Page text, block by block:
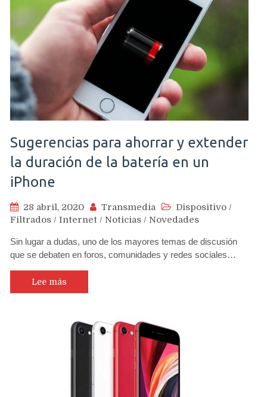
Sugerencias para ahorrar y extender
la duración de la batería en un
iPhone
28 abril, 2020 Transmedia Dispositivo /
Filtrados / Internet / Noticias / Novedades
Sin lugar a dudas, uno de los mayores temas de discusión
que se debaten en foros, comunidades y redes sociales…
Lee más